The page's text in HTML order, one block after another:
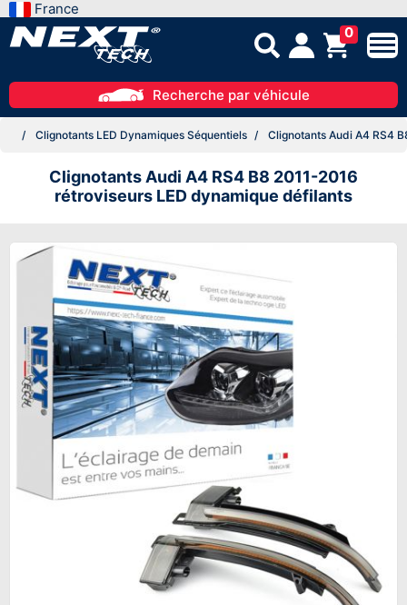
France
0
Recherche par véhicule
Clignotants LED Dynamiques Séquentiels Clignotants Audi A4 RS4
Clignotants Audi A4 RS4 B8 2011-2016
rétroviseurs LED dynamique défilants